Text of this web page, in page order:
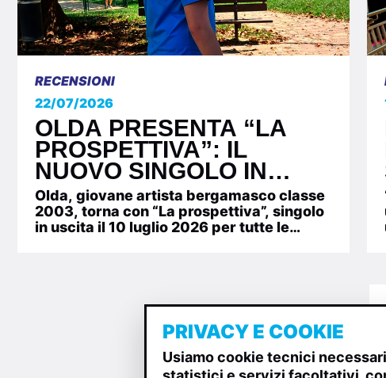
RECENSIONI
22/07/2026
OLDA PRESENTA “LA
PROSPETTIVA”: IL
NUOVO SINGOLO IN
RADIO DAL PROSSIMO
10 LUGLIO 2026
Olda, giovane artista bergamasco classe
2003, torna con “La prospettiva”, singolo
in uscita il 10 luglio 2026 per tutte le
PRIVACY E COOKIE
Usiamo cookie tecnici